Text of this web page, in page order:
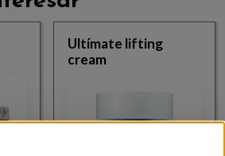
Ultímate lifting
cream